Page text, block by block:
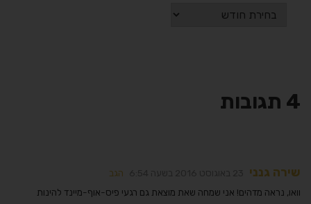
4 תגובות
שירה גנני
הגב
וואו, נראה מדהים! אני שמחה שאת מוצאת גם רגעי פיס-אוף-מיינד להינות